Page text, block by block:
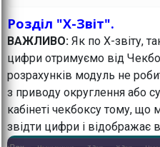
Розділ "X-Звіт".
ВАЖЛИВО: Як по Х-звіту,
цифри отримуємо від
розрахунків модуль не
з приводу округлення або
кабінеті чекбоксу тому,
звідти цифри і відображає